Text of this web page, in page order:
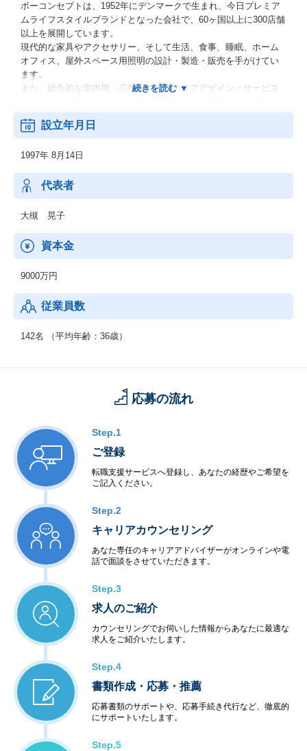
ボーコンセプトは、1952年にデンマークで生まれ、今日プレミア
ムライフスタイルブランドとなった会社で、60ヶ国以上に300店舗
以上を展開しています。
現代的な家具やアクセサリー、そして生活、食事、睡眠、ホーム
オフィス、屋外スペース用照明の設計・製造・販売を手がけてい
ます。
また、総合的な室内用、店舗用のインテリアデザイン・サービス
す。
オリジナルブランド家具の卸・小売販売及び付帯関連する業務全
般
設立年月日
1997年 8月14日
代表者
大槻 晃子
資本金
9000万円
従業員数
142名 （平均年齢：36歳）
応募の流れ
Step.1
ご登録
転職支援サービスへ登録し、あなたの経歴やご希望を
ご記入ください。
Step.2
キャリアカウンセリング
あなた専任のキャリアアドバイザーがオンラインや電
話で面談をさせていただきます。
Step.3
求人のご紹介
カウンセリングでお伺いした情報からあなたに最適な
求人をご紹介いたします。
Step.4
書類作成・応募・推薦
応募書類のサポートや、応募手続き代行など、徹底的
にサポートいたします。
Step.5